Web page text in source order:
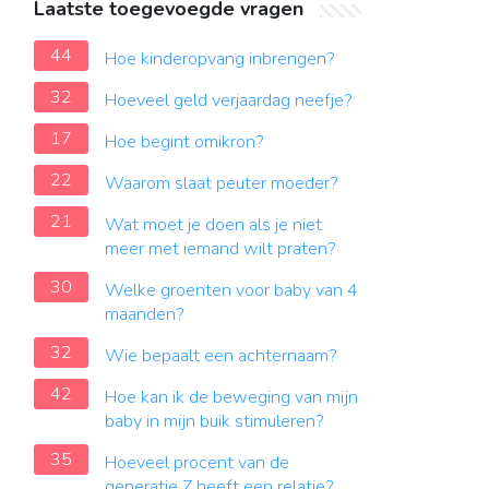
Laatste toegevoegde vragen
44
Hoe kinderopvang inbrengen?
32
Hoeveel geld verjaardag neefje?
17
Hoe begint omikron?
22
Waarom slaat peuter moeder?
21
Wat moet je doen als je niet
meer met iemand wilt praten?
30
Welke groenten voor baby van 4
maanden?
32
Wie bepaalt een achternaam?
42
Hoe kan ik de beweging van mijn
baby in mijn buik stimuleren?
35
Hoeveel procent van de